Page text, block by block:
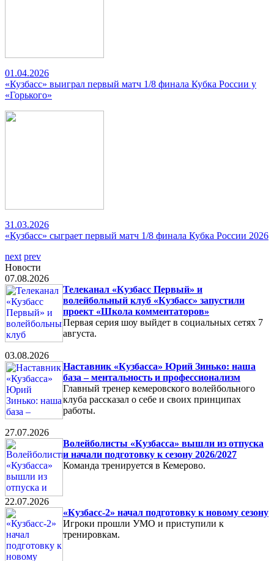
01.04.2026
«Кузбасс» выиграл первый матч 1/8 финала Кубка России у
«Горького»
31.03.2026
«Кузбасс» сыграет первый матч 1/8 финала Кубка России 2026
next prev
Новости
07.08.2026
Телеканал «Кузбасс Первый» и
волейбольный клуб «Кузбасс» запустили
проект «Школа комментаторов»
Первая серия шоу выйдет в социальных сетях 7
августа.
03.08.2026
Наставник «Кузбасса» Юрий Зинько: наша
база – ментальность и профессионализм
Главный тренер кемеровского волейбольного
клуба рассказал о себе и своих принципах
работы.
27.07.2026
Волейболисты «Кузбасса» вышли из отпуска
и начали подготовку к сезону 2026/2027
Команда тренируется в Кемерово.
22.07.2026
«Кузбасс-2» начал подготовку к новому сезону
Игроки прошли УМО и приступили к
тренировкам.